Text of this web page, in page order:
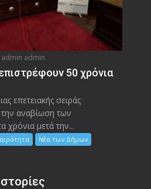
admin admin
50 χρόνια
επετειακής σειράς
αναβίωση των
χρόνια μετά την...
Νέα των Δήμων